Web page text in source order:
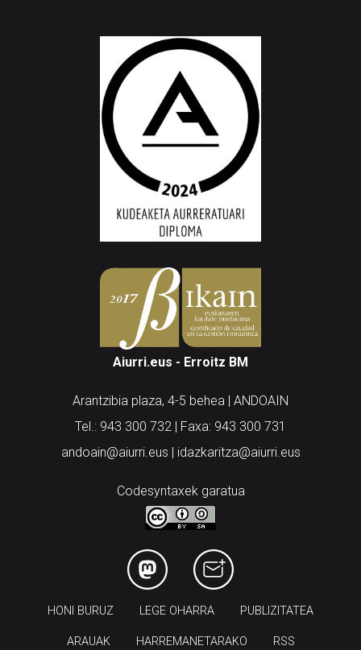
Aiurri.eus - Erroitz BM
Arantzibia plaza, 4-5 behea | ANDOAIN
Tel.: 943 300 732 | Faxa: 943 300 731
andoain@aiurri.eus | idazkaritza@aiurri.eus
Codesyntaxek garatua
HONI BURUZ LEGE OHARRA PUBLIZITATEA
ARAUAK HARREMANETARAKO RSS